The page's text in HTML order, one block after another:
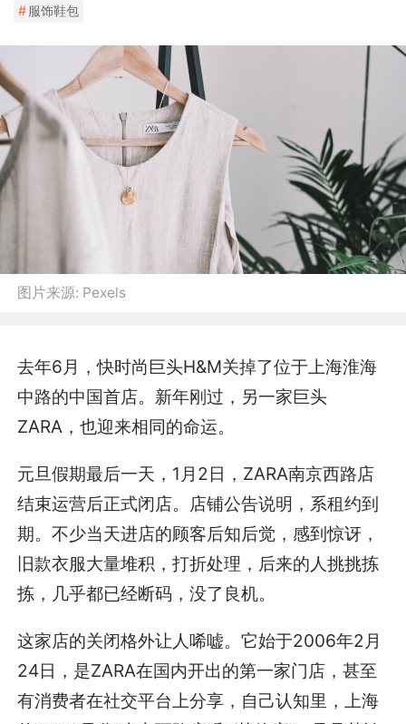
#服饰鞋包
图片来源: Pexels
去年6月，快时尚巨头H&M关掉了位于上海淮海
中路的中国首店。新年刚过，另一家巨头
ZARA，也迎来相同的命运。
元旦假期最后一天，1月2日，ZARA南京西路店
结束运营后正式闭店。店铺公告说明，系租约到
期。不少当天进店的顾客后知后觉，感到惊讶，
旧款衣服大量堆积，打折处理，后来的人挑挑拣
拣，几乎都已经断码，没了良机。
这家店的关闭格外让人唏嘘。它始于2006年2月
24日，是ZARA在国内开出的第一家门店，甚至
有消费者在社交平台上分享，自己认知里，上海